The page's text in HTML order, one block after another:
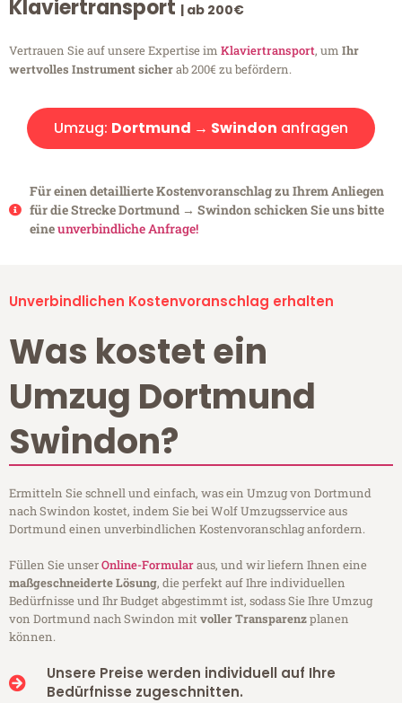
Klaviertransport | ab 200€
Vertrauen Sie auf unsere Expertise im Klaviertransport, um Ihr
wertvolles Instrument sicherab 200€ zu befördern.
Umzug: Dortmund → Swindon anfragen
Für einen detaillierte Kostenvoranschlag zu Ihrem Anliegen
für die Strecke Dortmund → Swindon schicken Sie uns bitte
eineunverbindliche Anfrage!
Unverbindlichen Kostenvoranschlag erhalten
Was kostet ein
Umzug Dortmund
Swindon?
Ermitteln Sie schnell und einfach, was ein Umzug von Dortmund
nach Swindon kostet, indem Sie bei Wolf Umzugsservice aus
Dortmund einen unverbindlichen Kostenvoranschlag anfordern.
Füllen Sie unserOnline-Formularaus, und wir liefern Ihnen eine
maßgeschneiderte Lösung, die perfekt auf Ihre individuellen
Bedürfnisse und Ihr Budget abgestimmt ist, sodass Sie Ihre Umzug
von Dortmund nach Swindon mitvoller Transparenzplanen
können.
Unsere Preise werden individuell auf Ihre
Bedürfnisse zugeschnitten.